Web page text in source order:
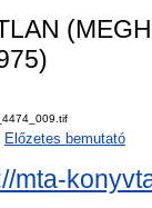
Előzetes bemutató
mta-